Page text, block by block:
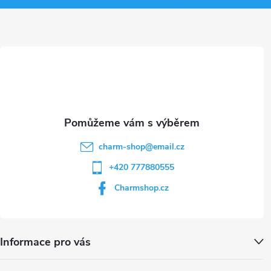
charm-shop@email.cz
+420 777880555
Charmshop.cz
Informace pro vás